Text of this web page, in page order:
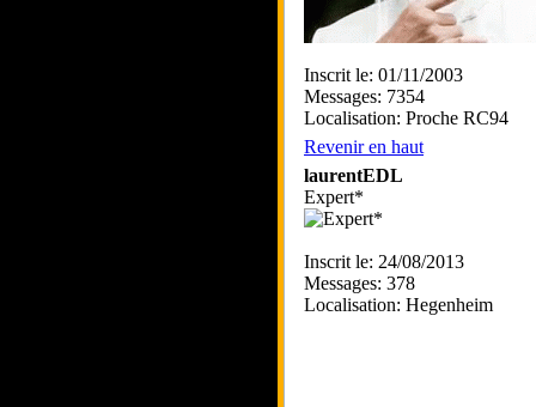
Inscrit le: 01/11/2003
Messages: 7354
Localisation: Proche RC94
Revenir en haut
laurentEDL
Expert*
Inscrit le: 24/08/2013
Messages: 378
Localisation: Hegenheim